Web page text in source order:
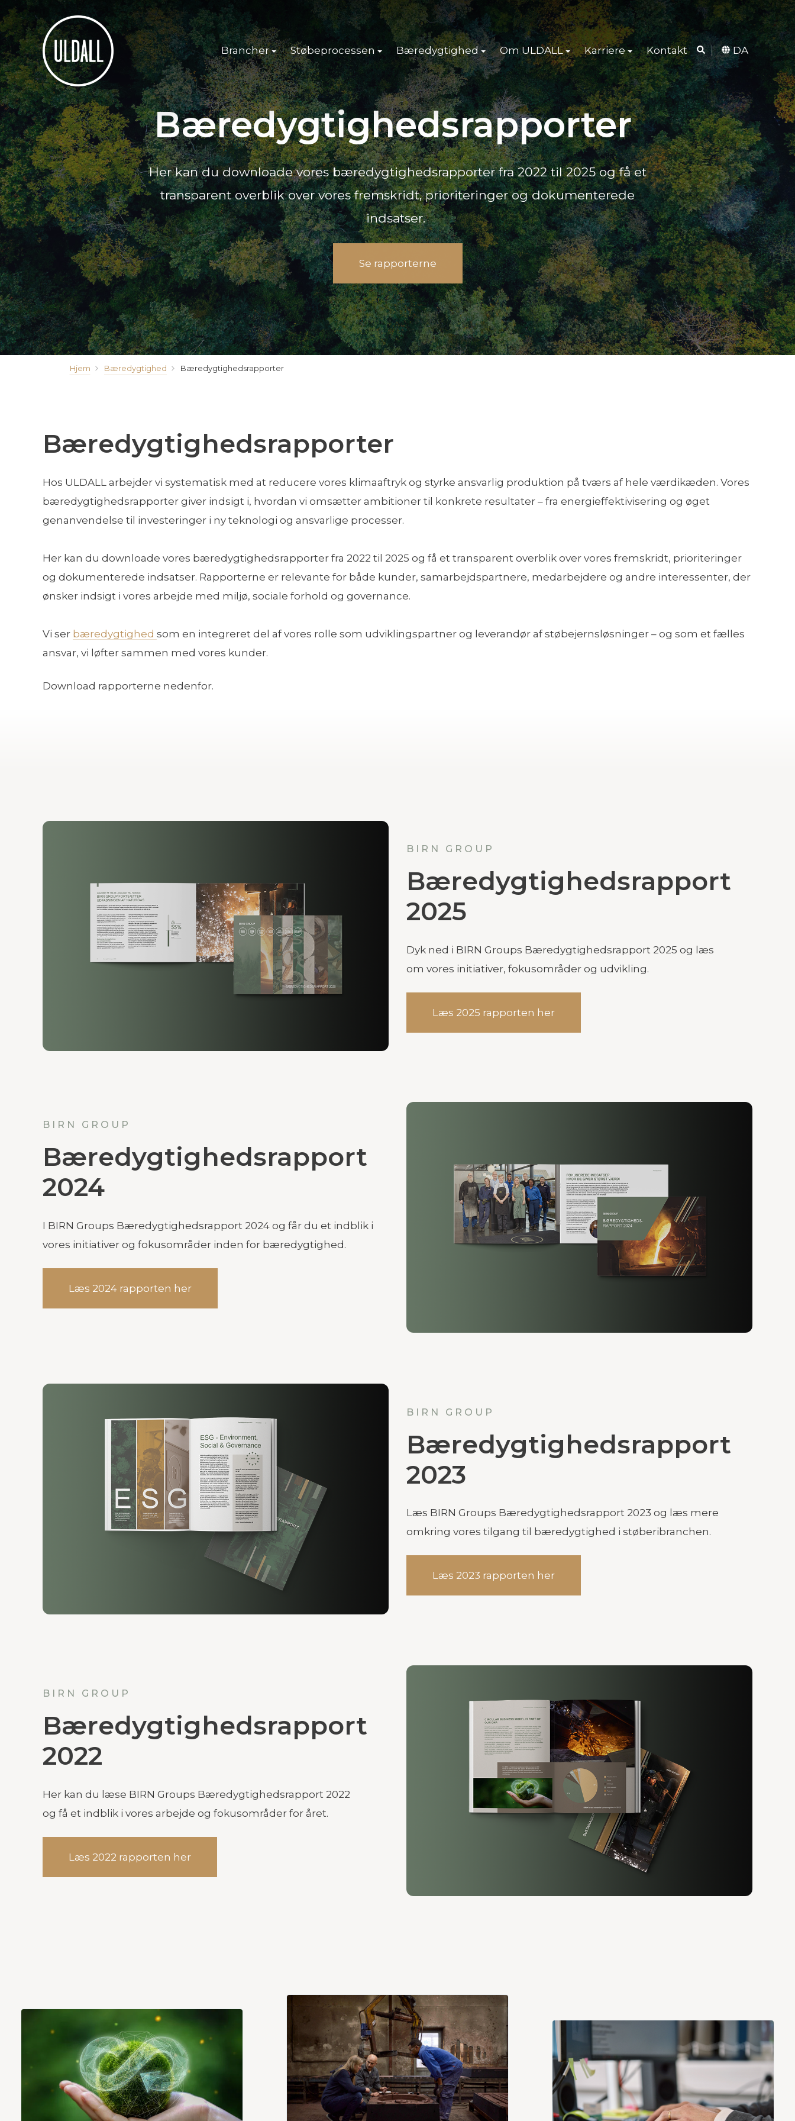
Brancher Støbeprocessen Bæredygtighed Om ULDALL Karriere Kontakt DA
Bæredygtighedsrapporter
Her kan du downloade vores bæredygtighedsrapporter fra 2022 til 2025 og få et
transparent overblik over vores fremskridt, prioriteringer og dokumenterede
indsatser.
Se rapporterne
Hjem Bæredygtighed Bæredygtighedsrapporter
Bæredygtighedsrapporter
Hos ULDALL arbejder vi systematisk med at reducere vores klimaaftryk og styrke ansvarlig produktion på tværs af hele værdikæden. Vores
bæredygtighedsrapporter giver indsigt i, hvordan vi omsætter ambitioner til konkrete resultater – fra energieffektivisering og øget
genanvendelse til investeringer i ny teknologi og ansvarlige processer.
Her kan du downloade vores bæredygtighedsrapporter fra 2022 til 2025 og få et transparent overblik over vores fremskridt, prioriteringer
og dokumenterede indsatser. Rapporterne er relevante for både kunder, samarbejdspartnere, medarbejdere og andre interessenter, der
ønsker indsigt i vores arbejde med miljø, sociale forhold og governance.
Vi ser bæredygtighed som en integreret del af vores rolle som udviklingspartner og leverandør af støbejernsløsninger – og som et fælles
ansvar, vi løfter sammen med vores kunder.
Download rapporterne nedenfor.
BIRN GROUP
Bæredygtighedsrapport
2025
Dyk ned i BIRN Groups Bæredygtighedsrapport 2025 og læs
om vores initiativer, fokusområder og udvikling.
Læs 2025 rapporten her
BIRN GROUP
Bæredygtighedsrapport
2024
I BIRN Groups Bæredygtighedsrapport 2024 og får du et indblik i
vores initiativer og fokusområder inden for bæredygtighed.
Læs 2024 rapporten her
BIRN GROUP
Bæredygtighedsrapport
2023
Læs BIRN Groups Bæredygtighedsrapport 2023 og læs mere
omkring vores tilgang til bæredygtighed i støberibranchen.
Læs 2023 rapporten her
BIRN GROUP
Bæredygtighedsrapport
2022
Her kan du læse BIRN Groups Bæredygtighedsrapport 2022
og få et indblik i vores arbejde og fokusområder for året.
Læs 2022 rapporten her